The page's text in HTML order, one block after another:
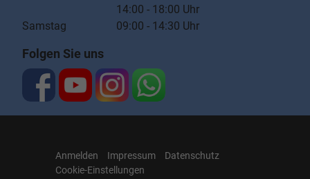
14:00 - 18:00 Uhr
Samstag 09:00 - 14:30 Uhr
Folgen Sie uns
Anmelden Impressum
Datenschutz
Cookie-Einstellungen